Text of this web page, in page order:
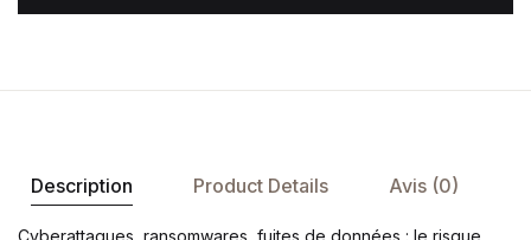
Description Product Details Avis (0)
Cyberattaques, ransomwares, fuites de données : le risque